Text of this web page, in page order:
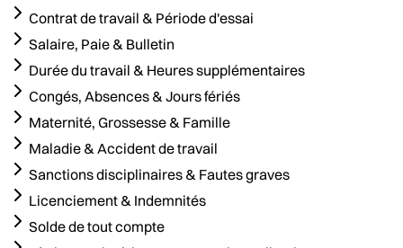
Contrat de travail & Période d'essai
Salaire, Paie & Bulletin
Durée du travail & Heures supplémentaires
Congés, Absences & Jours fériés
Maternité, Grossesse & Famille
Maladie & Accident de travail
Sanctions disciplinaires & Fautes graves
Licenciement & Indemnités
Solde de tout compte